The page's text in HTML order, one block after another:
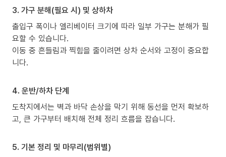
3. 가구 분해(필요 시) 및 상하차
출입구 폭이나 엘리베이터 크기에 따라 일부 가구는 분해가 필
요할 수 있습니다.
이동 중 흔들림과 찍힘을 줄이려면 상차 순서와 고정이 중요합
니다.
4. 운반/하차 단계
도착지에서는 벽과 바닥 손상을 막기 위해 동선을 먼저 확보하
고, 큰 가구부터 배치해 전체 정리 흐름을 잡습니다.
5. 기본 정리 및 마무리(범위별)